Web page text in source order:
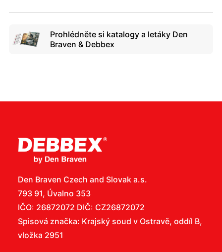
Prohlédněte si katalogy a letáky Den
Braven & Debbex
Den Braven Czech and Slovak a.s.
793 91, Úvalno 353
IČO: 26872072 DIČ: CZ26872072
Spisová značka: Krajský soud v Ostravě, oddíl B,
vložka 2951